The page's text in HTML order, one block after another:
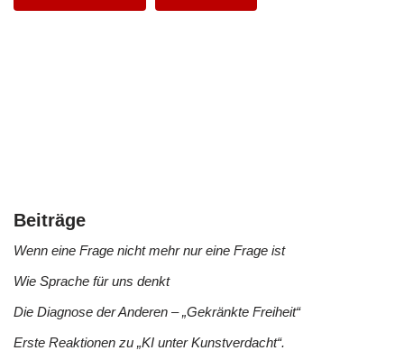
Beiträge
Wenn eine Frage nicht mehr nur eine Frage ist
Wie Sprache für uns denkt
Die Diagnose der Anderen – „Gekränkte Freiheit“
Erste Reaktionen zu „KI unter Kunstverdacht“.